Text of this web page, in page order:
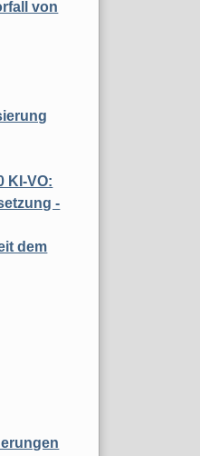
von
KI-VO:
-
dem